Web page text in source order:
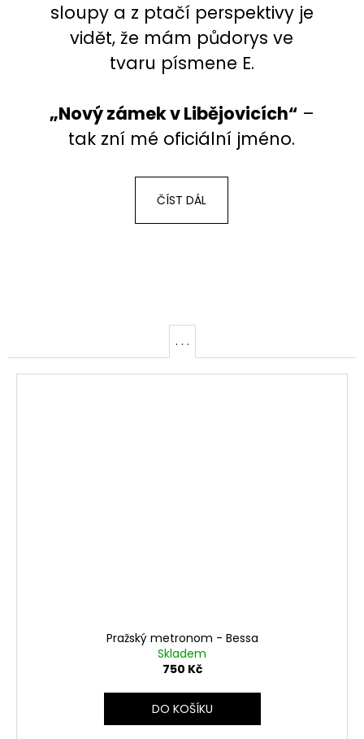
sloupy a z ptačí perspektivy je
vidět, že mám půdorys ve
tvaru písmene E.
„Nový zámek v Libějovicích“–
tak zní mé oficiální jméno.
ČÍST DÁL
. . .
Pražský metronom - Bessa
Skladem
750 Kč
DO KOŠÍKU